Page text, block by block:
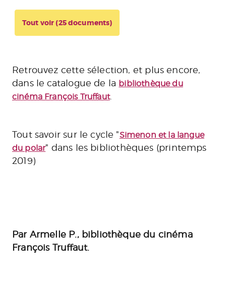
Tout voir (25 documents)
Retrouvez cette sélection, et plus encore,
dans le catalogue de la bibliothèque du
cinéma François Truffaut.
Tout savoir sur le cycle "Simenon et la langue
du polar" dans les bibliothèques (printemps
2019)
Par Armelle P., bibliothèque du cinéma
François Truffaut.